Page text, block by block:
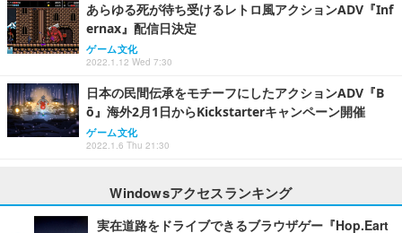
あらゆる死が待ち受けるレトロ風アクションADV『Inf
ernax』配信日決定
ゲーム文化
2022.1.12 Wed 7:30
日本の民間伝承をモチーフにしたアクションADV『B
ō』海外2月1日からKickstarterキャンペーン開催
ゲーム文化
2022.1.6 Thu 21:30
Windowsアクセスランキング
実在道路をドライブできるブラウザゲー『Hop.Eart